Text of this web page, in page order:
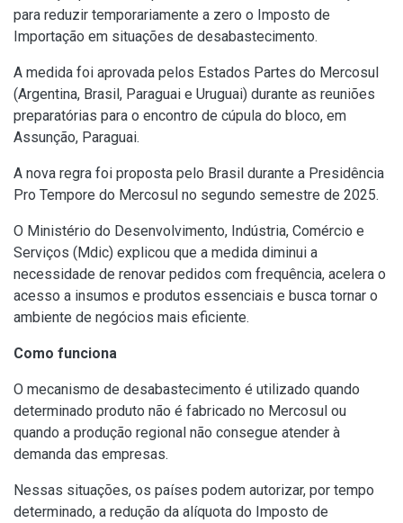
para reduzir temporariamente a zero o Imposto de
Importação em situações de desabastecimento.
A medida foi aprovada pelos Estados Partes do Mercosul
(Argentina, Brasil, Paraguai e Uruguai) durante as reuniões
preparatórias para o encontro de cúpula do bloco, em
Assunção, Paraguai.
A nova regra foi proposta pelo Brasil durante a Presidência
Pro Tempore do Mercosul no segundo semestre de 2025.
O Ministério do Desenvolvimento, Indústria, Comércio e
Serviços (Mdic) explicou que a medida diminui a
necessidade de renovar pedidos com frequência, acelera o
acesso a insumos e produtos essenciais e busca tornar o
ambiente de negócios mais eficiente.
Como funciona
O mecanismo de desabastecimento é utilizado quando
determinado produto não é fabricado no Mercosul ou
quando a produção regional não consegue atender à
demanda das empresas.
Nessas situações, os países podem autorizar, por tempo
determinado, a redução da alíquota do Imposto de